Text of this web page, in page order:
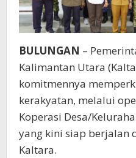
BULUNGAN –
Kalimantan Utara
komitmennya
kerakyatan, melalui
Koperasi Desa/
yang kini siap berjalan
Kaltara.